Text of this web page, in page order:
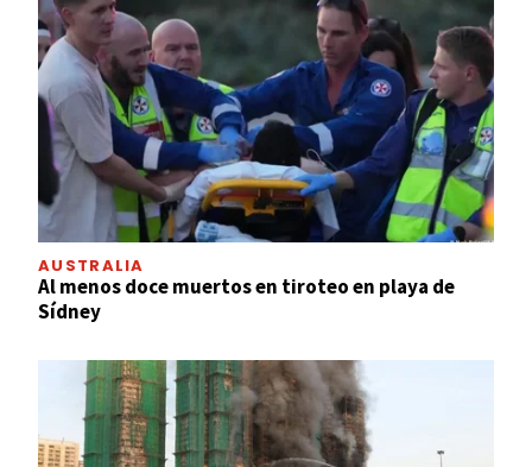
AUSTRALIA
Al menos doce muertos en tiroteo en playa de
Sídney